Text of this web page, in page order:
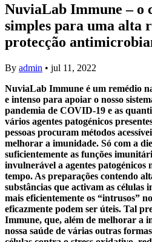
NuviaLab Immune – o
simples para uma alta
protecção
By admin • jul 11, 2022
NuviaLab Immune é um remédio
e intenso para apoiar o nosso
pandemia de COVID-19 e as
vários agentes patogénicos
pessoas procuram métodos
melhorar a imunidade. Só com a
suficientemente as funções
invulnerável a agentes
tempo. As preparações contendo
substâncias que activam as
mais eficientemente os “intrusos”
eficazmente podem ser úteis. Tal
Immune, que, além de melhorar a
nossa saúde de várias outras